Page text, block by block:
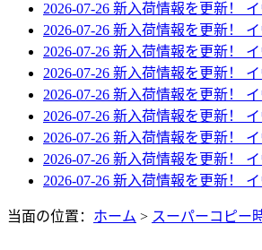
2026-07-26 新入荷情報を更新！
2026-07-26 新入荷情報を更新！
2026-07-26 新入荷情報を更新！
2026-07-26 新入荷情報を更新！
2026-07-26 新入荷情報を更新！
2026-07-26 新入荷情報を更新！
2026-07-26 新入荷情報を更新！
2026-07-26 新入荷情報を更新！
2026-07-26 新入荷情報を更新！
当面の位置： ホーム > スーパーコピー